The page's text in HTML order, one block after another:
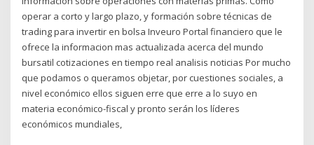
operar a corto y largo plazo, y formación sobre técnicas de
trading para invertir en bolsa Inveuro Portal financiero que le
ofrece la informacion mas actualizada acerca del mundo
bursatil cotizaciones en tiempo real analisis noticias Por mucho
que podamos o queramos objetar, por cuestiones sociales, a
nivel económico ellos siguen erre que erre a lo suyo en
materia económico-fiscal y pronto serán los líderes
económicos mundiales,